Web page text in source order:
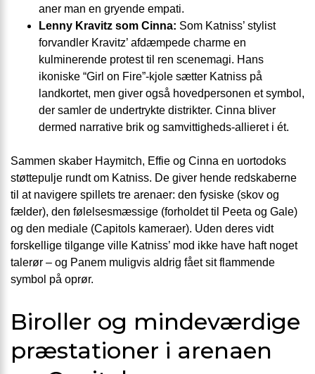
aner man en gryende empati.
Lenny Kravitz som Cinna: Som Katniss’ stylist
forvandler Kravitz’ afdæmpede charme en
kulminerende protest til ren scenemagi. Hans
ikoniske “Girl on Fire”-kjole sætter Katniss på
landkortet, men giver også hovedpersonen et symbol,
der samler de undertrykte distrikter. Cinna bliver
dermed narrative brik og samvittigheds-allieret i ét.
Sammen skaber Haymitch, Effie og Cinna en uortodoks
støttepulje rundt om Katniss. De giver hende redskaberne
til at navigere spillets tre arenaer: den fysiske (skov og
fælder), den følelsesmæssige (forholdet til Peeta og Gale)
og den mediale (Capitols kameraer). Uden deres vidt
forskellige tilgange ville Katniss’ mod ikke have haft noget
talerør – og Panem muligvis aldrig fået sit flammende
symbol på oprør.
Biroller og mindeværdige
præstationer i arenaen